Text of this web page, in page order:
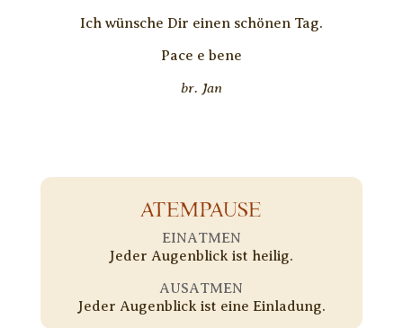
Ich wünsche Dir einen schönen Tag.
Pace e bene
br. Jan
ATEMPAUSE
EINATMEN
Jeder Augenblick ist heilig.
AUSATMEN
Jeder Augenblick ist eine Einladung.